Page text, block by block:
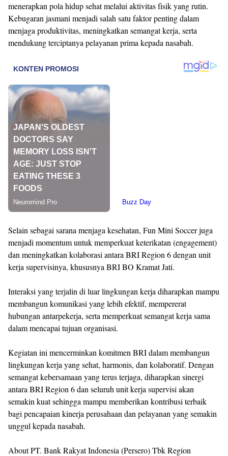
menerapkan pola hidup sehat melalui aktivitas fisik yang rutin.
Kebugaran jasmani menjadi salah satu faktor penting dalam
menjaga produktivitas, meningkatkan semangat kerja, serta
mendukung terciptanya pelayanan prima kepada nasabah.
Selain sebagai sarana menjaga kesehatan, Fun Mini Soccer juga
menjadi momentum untuk memperkuat keterikatan (engagement)
dan meningkatkan kolaborasi antara BRI Region 6 dengan unit
kerja supervisinya, khususnya BRI BO Kramat Jati.
Interaksi yang terjalin di luar lingkungan kerja diharapkan mampu
membangun komunikasi yang lebih efektif, mempererat
hubungan antarpekerja, serta memperkuat semangat kerja sama
dalam mencapai tujuan organisasi.
Kegiatan ini mencerminkan komitmen BRI dalam membangun
lingkungan kerja yang sehat, harmonis, dan kolaboratif. Dengan
semangat kebersamaan yang terus terjaga, diharapkan sinergi
antara BRI Region 6 dan seluruh unit kerja supervisi akan
semakin kuat sehingga mampu memberikan kontribusi terbaik
bagi pencapaian kinerja perusahaan dan pelayanan yang semakin
unggul kepada nasabah.
About PT. Bank Rakyat Indonesia (Persero) Tbk Region